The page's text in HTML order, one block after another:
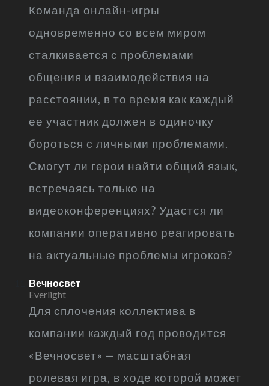
Команда онлайн-игры
одновременно со всем миром
сталкивается с проблемами
общения и взаимодействия на
расстоянии, в то время как каждый
ее участник должен в одиночку
бороться с личными проблемами.
Смогут ли герои найти общий язык,
встречаясь только на
видеоконференциях? Удастся ли
компании оперативно реагировать
на актуальные проблемы игроков?
Вечносвет
Everlight
Для сплочения коллектива в
компании каждый год проводится
«Вечносвет» — масштабная
ролевая игра, в ходе которой может